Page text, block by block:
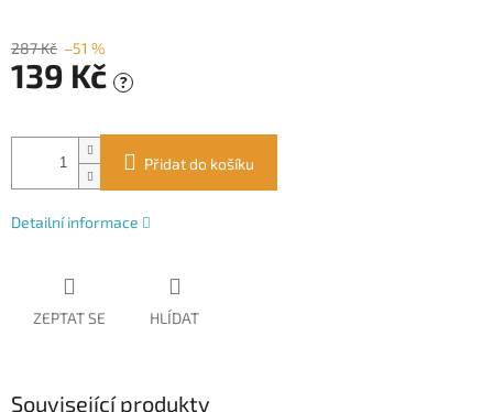
287 Kč –51 %
139 Kč ?
cena:
Přidat do košíku
Detailní informace
ZEPTAT SE HLÍDAT
Související produkty